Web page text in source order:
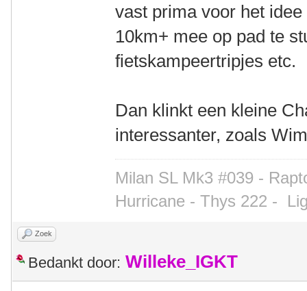
vast prima voor het
10km+ mee op pad te
fietskampeertripjes etc.
Dan klinkt een kleine
interessanter, zoals
Milan SL Mk3 #039 -
Hurricane - Thys 222 -
Zoek
Bedankt door: Willeke_IGKT